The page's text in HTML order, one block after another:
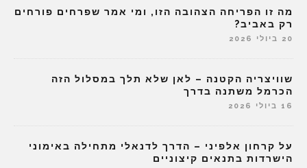
מה זו הפריחה הצהובה הזו, ומי אמר שפרחים פורחים
רק באביב?
20 ביולי 2026
שוויצריה הקטנה – לאן שלא תלך במסלול הזה
הכרמל משתנה בדרך
16 ביולי 2026
על קרחון אלפיני – הדרך לדנאלי מתחילה באימוני
הישרדות בתנאים קיצוניים